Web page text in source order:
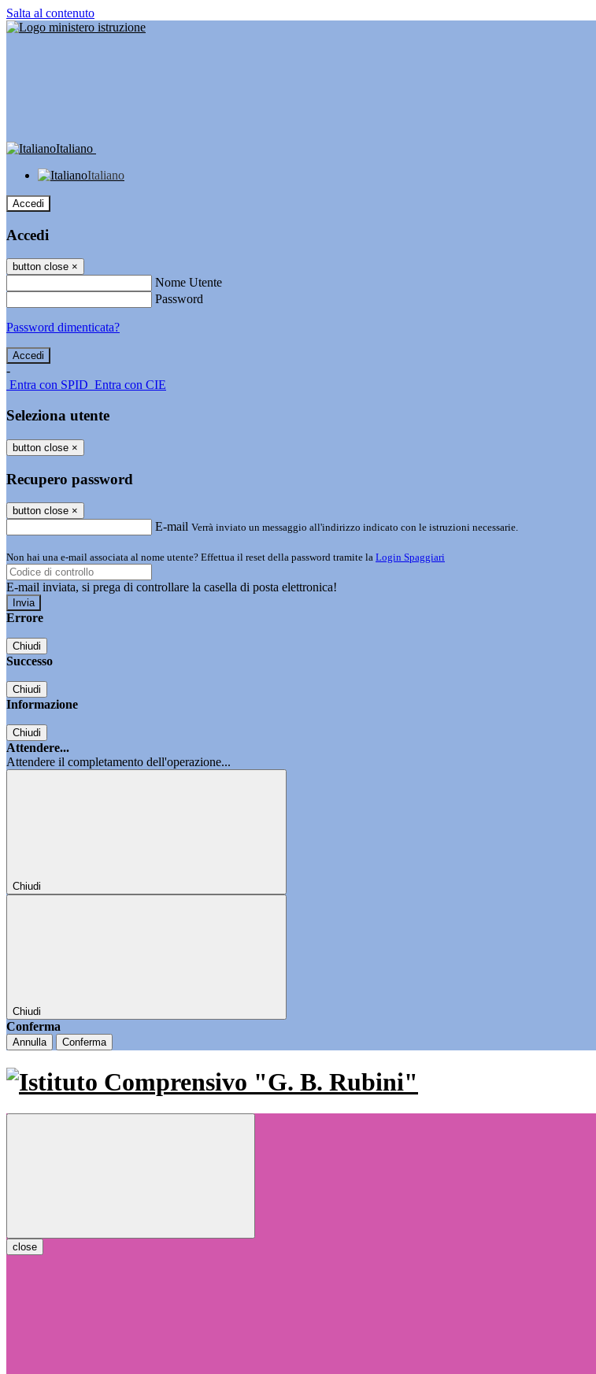
Salta al contenuto
Italiano
Italiano
Accedi
Accedi
button close ×
Nome Utente
Password
Password dimenticata?
-
Entra con SPID Entra con CIE
Seleziona utente
button close ×
Recupero password
button close ×
E-mail Verrà inviato un messaggio all'indirizzo indicato con le istruzioni necessarie.
Non hai una e-mail associata al nome utente? Effettua il reset della password tramite la Login Spaggiari
E-mail inviata, si prega di controllare la casella di posta elettronica!
Errore
Chiudi
Successo
Chiudi
Informazione
Chiudi
Attendere...
Attendere il completamento dell'operazione...
Chiudi
Chiudi
Conferma
Annulla Conferma
close